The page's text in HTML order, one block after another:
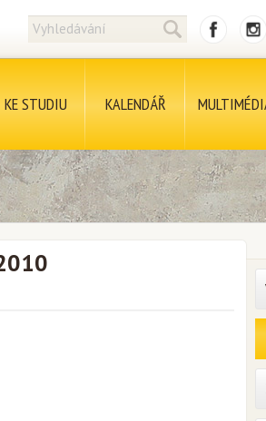
KE STUDIU KALENDÁŘ